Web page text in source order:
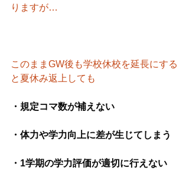
りますが…
このままGW後も学校休校を延長にする
と夏休み返上しても
・規定コマ数が補えない
・体力や学力向上に差が生じてしまう
・1学期の学力評価が適切に行えない